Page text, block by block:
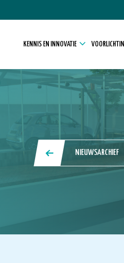
KENNIS EN INNOVATIE
NIEUWSARCHIEF